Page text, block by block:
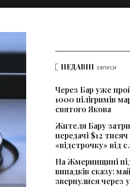
НЕДАВНІ записи
Через Бар уже
1000 пілігримів
святого Якова
Жителя Бару
передачі $12 тисяч
«відстрочку» від
На Жмеринщині
випадків сказу:
звернулися через